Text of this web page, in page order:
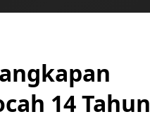
14 Tahun